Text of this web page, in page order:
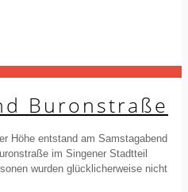
Buronstraße
Höhe entstand am Samstagabend
im Singener Stadtteil
wurden glücklicherweise nicht